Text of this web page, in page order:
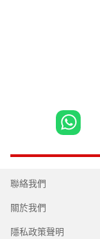
聯絡我們
關於我們
隱私政策聲明